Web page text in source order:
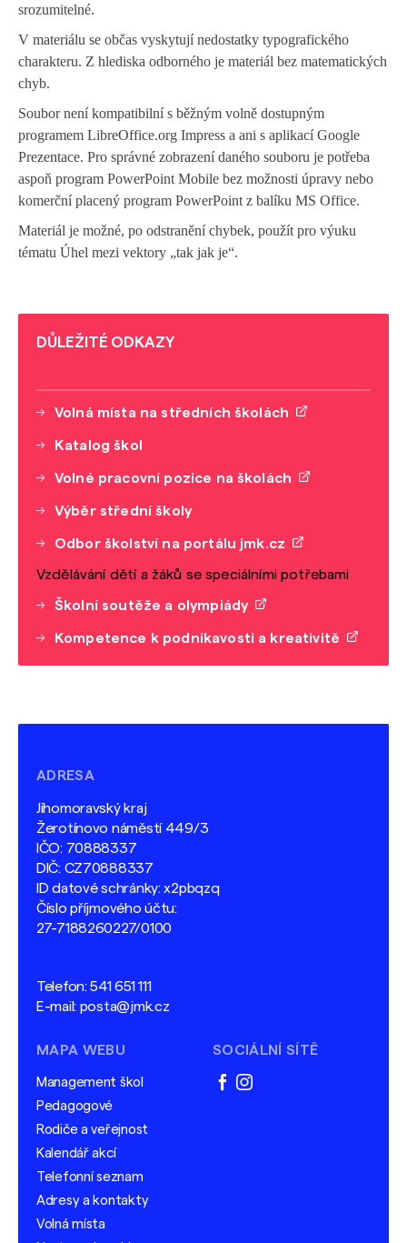
srozumitelné.
V materiálu se občas vyskytují nedostatky typografického
charakteru. Z hlediska odborného je materiál bez matematických
chyb.
Soubor není kompatibilní s běžným volně dostupným
programem LibreOffice.org Impress a ani s aplikací Google
Prezentace. Pro správné zobrazení daného souboru je potřeba
aspoň program PowerPoint Mobile bez možnosti úpravy nebo
komerční placený program PowerPoint z balíku MS Office.
Materiál je možné, po odstranění chybek, použít pro výuku
tématu Úhel mezi vektory „tak jak je“.
DŮLEŽITÉ ODKAZY
Volná místa na středních školách
Katalog škol
Volné pracovní pozice na školách
Výběr střední školy
Odbor školství na portálu jmk.cz
Vzdělávání dětí a žáků se speciálními potřebami
Školní soutěže a olympiády
Kompetence k podnikavosti a kreativitě
ADRESA
Jihomoravský kraj
Žerotínovo náměstí 449/3
IČO: 70888337
DIČ: CZ70888337
ID datové schránky: x2pbqzq
Číslo příjmového účtu:
27-7188260227/0100
Telefon:541 651 111
E-mail: posta@jmk.cz
MAPA WEBU
Management škol
Pedagogové
Rodiče a veřejnost
Kalendář akcí
Telefonní seznam
Adresy a kontakty
Volná místa
SOCIÁLNÍ SÍTĚ
facebook
instagram